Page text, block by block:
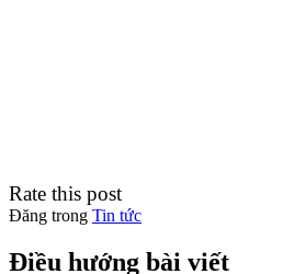
Rate this post
Đăng trong Tin tức
Điều hướng bài viết